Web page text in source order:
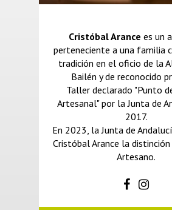
Cristóbal Arance es un
perteneciente a una familia
tradición en el oficio de la
Bailén y de reconocido
Taller declarado "Punto
Artesanal" por la Junta de
2017.
En 2023, la Junta de
Cristóbal Arance la
Artesano.